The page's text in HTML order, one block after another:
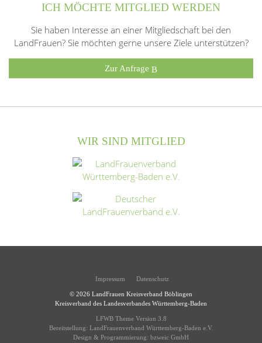
ICH MÖCHTE MITGLIED WERDEN
Sie haben Interesse an einer Mitgliedschaft bei den
LandFrauen? Sie möchten gerne unsere Ziele unterstützen?
Zur Anfrage
WIR SIND MITGLIED
Impressum Datenschutz
© 2026 LandFrauen Kreisverband Böblingen
Kreisverband des Landesverbandes Württemberg-Baden
LFWB Theme Version 3.8
Bereitstellung: LandFrauenverband Württemberg-Baden e.V.
Design & Programmierung: bzweic GmbH